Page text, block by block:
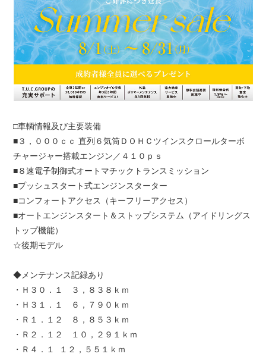
□車輌情報及び主要装備
■３，０００ｃｃ 直列６気筒ＤＯＨＣツインスクロールターボ
チャージャー搭載エンジン／４１０ｐｓ
■８速電子制御式オートマチックトランスミッション
■プッシュスタート式エンジンスターター
■コンフォートアクセス（キーフリーアクセス）
■オートエンジンスタート＆ストップシステム（アイドリングス
トップ機能）
☆後期モデル
◆メンテナンス記録あり
・Ｈ３０．１ ３，８３８ｋｍ
・Ｈ３１．１ ６，７９０ｋｍ
・Ｒ１．１２ ８，８５３ｋｍ
・Ｒ２．１２ １０，２９１ｋｍ
・Ｒ４．１ １２，５５１ｋｍ